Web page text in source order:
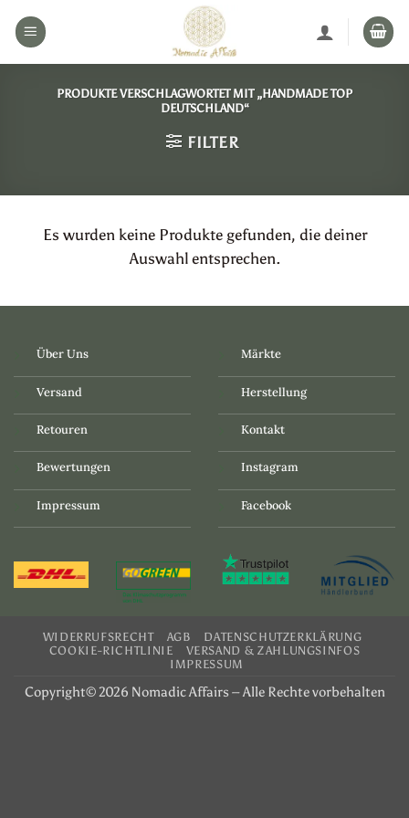
Inhalt
PRODUKTE VERSCHLAGWORTET MIT „HANDMADE TOP
DEUTSCHLAND“
FILTER
Es wurden keine Produkte gefunden, die deiner
Auswahl entsprechen.
Über Uns
Versand
Retouren
Bewertungen
Impressum
Märkte
Herstellung
Kontakt
Instagram
Facebook
WIDERRUFSRECHT AGB
DATENSCHUTZERKLÄRUNG
COOKIE-RICHTLINIE
VERSAND & ZAHLUNGSINFOS
IMPRESSUM
Copyright© 2026 Nomadic Affairs – Alle Rechte vorbehalten